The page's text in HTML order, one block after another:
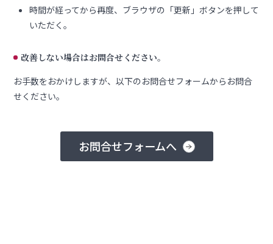
時間が経ってから再度、ブラウザの「更新」ボタンを押して
いただく。
改善しない場合はお問合せください。
お手数をおかけしますが、以下のお問合せフォームからお問合
せください。
お問合せフォームへ